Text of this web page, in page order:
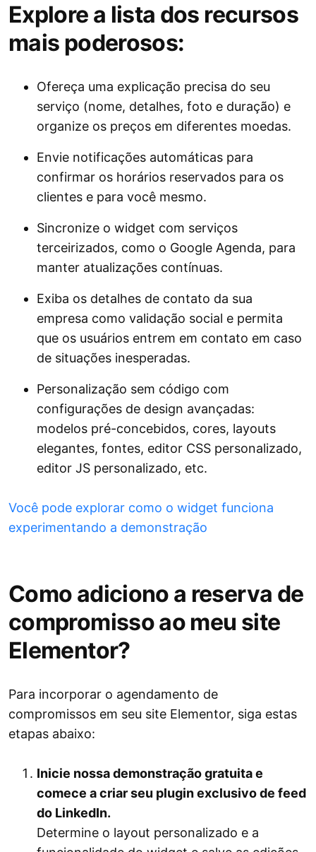
Explore a lista dos recursos
mais poderosos:
Ofereça uma explicação precisa do seu
serviço (nome, detalhes, foto e duração) e
organize os preços em diferentes moedas.
Envie notificações automáticas para
confirmar os horários reservados para os
clientes e para você mesmo.
Sincronize o widget com serviços
terceirizados, como o Google Agenda, para
manter atualizações contínuas.
Exiba os detalhes de contato da sua
empresa como validação social e permita
que os usuários entrem em contato em caso
de situações inesperadas.
Personalização sem código com
configurações de design avançadas:
modelos pré-concebidos, cores, layouts
elegantes, fontes, editor CSS personalizado,
editor JS personalizado, etc.
Você pode explorar como o widget funciona
experimentando a demonstração
Como adiciono a reserva de
compromisso ao meu site
Elementor?
Para incorporar o agendamento de
compromissos em seu site Elementor, siga estas
etapas abaixo:
Inicie nossa demonstração gratuita e
comece a criar seu plugin exclusivo de feed
do LinkedIn.
Determine o layout personalizado e a